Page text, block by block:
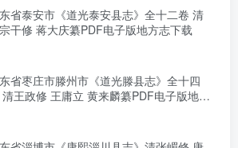
省泰安市《道光泰安县志》全十二卷 清
干修 蒋大庆纂PDF电子版地方志下载
省枣庄市滕州市《道光滕县志》全十四
王政修 王庸立 黄来麟纂PDF电子版地方